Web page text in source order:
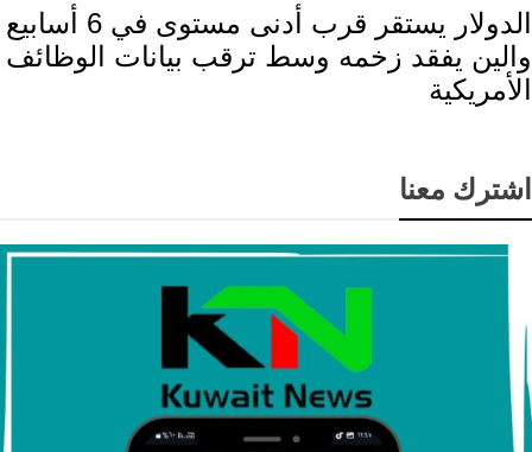
الدولار يستقر قرب أدنى مستوى في 6 أسابيع
والين يفقد زخمه وسط ترقب بيانات الوظائف
الأمريكية
اشترك معنا